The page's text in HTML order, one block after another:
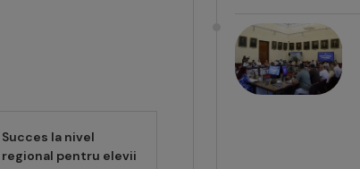
Succes la nivel
regional pentru elevii